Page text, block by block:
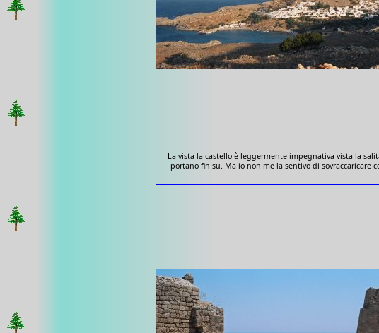
La vista la castello è leggermente impegnativa vista la
portano fin su. Ma io non me la sentivo di